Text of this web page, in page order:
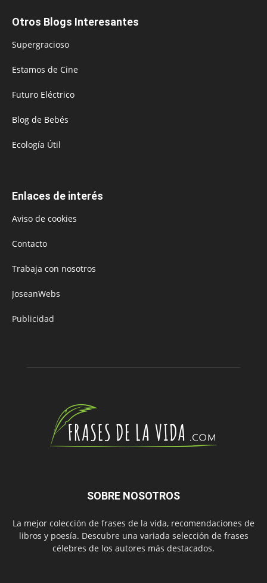
Otros Blogs Interesantes
Supergracioso
Estamos de Cine
Futuro Eléctrico
Blog de Bebés
Ecología Útil
Enlaces de interés
Aviso de cookies
Contacto
Trabaja con nosotros
JoseanWebs
Publicidad
SOBRE NOSOTROS
La mejor colección de frases de la vida, recomendaciones de
libros y poesía. Descubre una variada selección de frases
célebres de los autores más destacados.